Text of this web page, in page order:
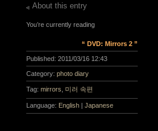
About this entry
You’re currently reading
“ DVD: Mirrors 2 ”
Published: 2011/03/16 12:43
Category: photo diary
Tag: mirrors 미러 속편
Language: English |Japanese